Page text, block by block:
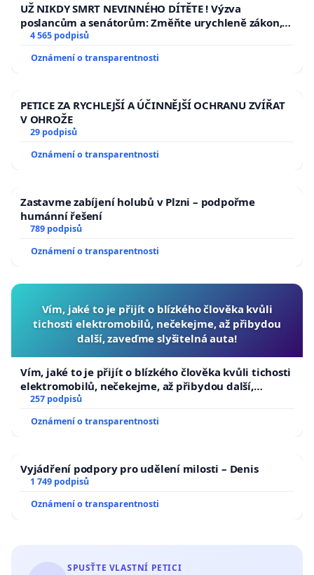
UŽ NIKDY SMRT NEVINNÉHO DÍTĚTE ! Výzva
poslancům a senátorům: Změňte urychleně zákon,
aby se tragédie malé Viktorky už nemohla opakovat!
4 565 podpisů
Oznámení o transparentnosti
PETICE ZA RYCHLEJŠÍ A ÚČINNĚJŠÍ OCHRANU ZVÍŘAT
V OHROŽE
29 podpisů
Oznámení o transparentnosti
Zastavme zabíjení holubů v Plzni – podpořme
humánní řešení
789 podpisů
Oznámení o transparentnosti
Vím, jaké to je přijít o blízkého člověka kvůli
tichosti elektromobilů, nečekejme, až přibydou
další, zaveďme slyšitelná auta!
Vím, jaké to je přijít o blízkého člověka kvůli tichosti
elektromobilů, nečekejme, až přibydou další,
zaveďme slyšitelná auta!
257 podpisů
Oznámení o transparentnosti
Vyjádření podpory pro udělení milosti – Denis
1 749 podpisů
Oznámení o transparentnosti
SPUSŤTE VLASTNÍ PETICI